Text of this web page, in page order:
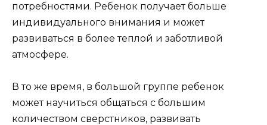
потребностями. Ребенок получает больше
индивидуального внимания и может
развиваться в более теплой и заботливой
атмосфере.
В то же время, в большой группе ребенок
может научиться общаться с большим
количеством сверстников, развивать